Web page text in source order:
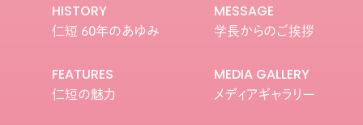
HISTORY
仁短 60年のあゆみ
MESSAGE
学長からのご挨拶
FEATURES
仁短の魅力
MEDIA GALLERY
メディアギャラリー